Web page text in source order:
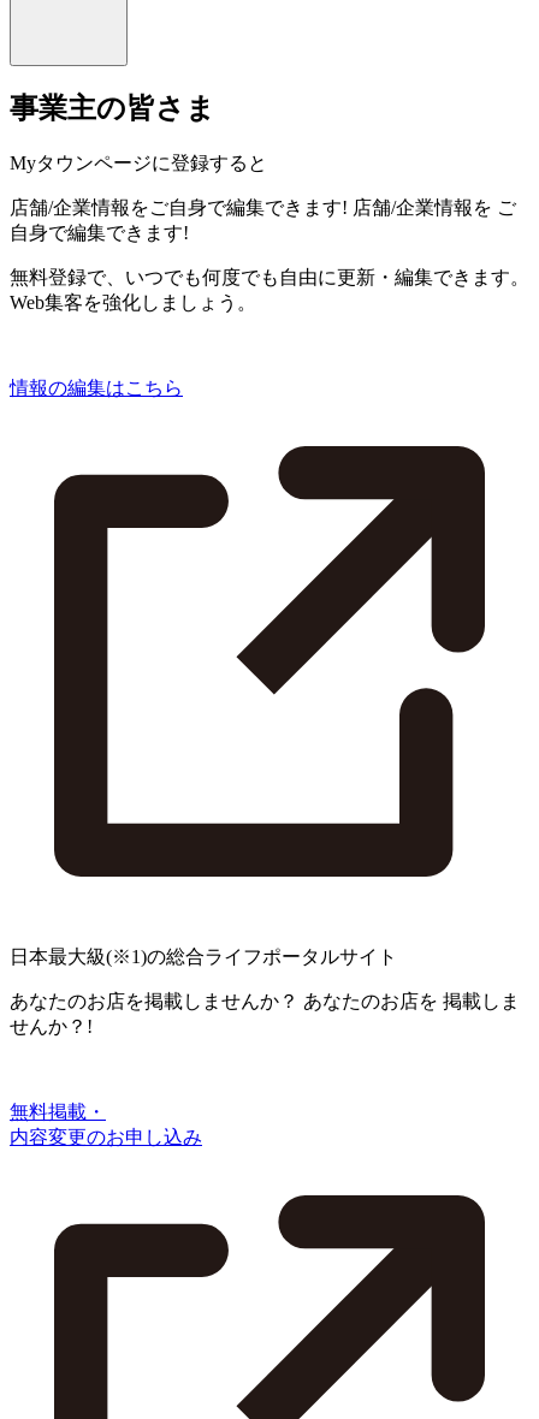
事業主の皆さま
Myタウンページに登録すると
店舗/企業情報をご自身で編集できます! 店舗/企業情報を ご
自身で編集できます!
無料登録で、いつでも何度でも自由に更新・編集できます。
Web集客を強化しましょう。
情報の編集はこちら
日本最大級(※1)の総合ライフポータルサイト
あなたのお店を掲載しませんか？ あなたのお店を 掲載しま
せんか？!
無料掲載・
内容変更のお申し込み